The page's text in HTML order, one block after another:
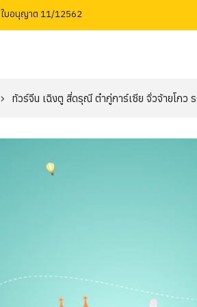
ใบอนุญาต 11/12562
ทัวร์จีน เฉิงตู สี่ดรุณี ต๋ากู่การ์เซีย จิ่วจ้ายโกว